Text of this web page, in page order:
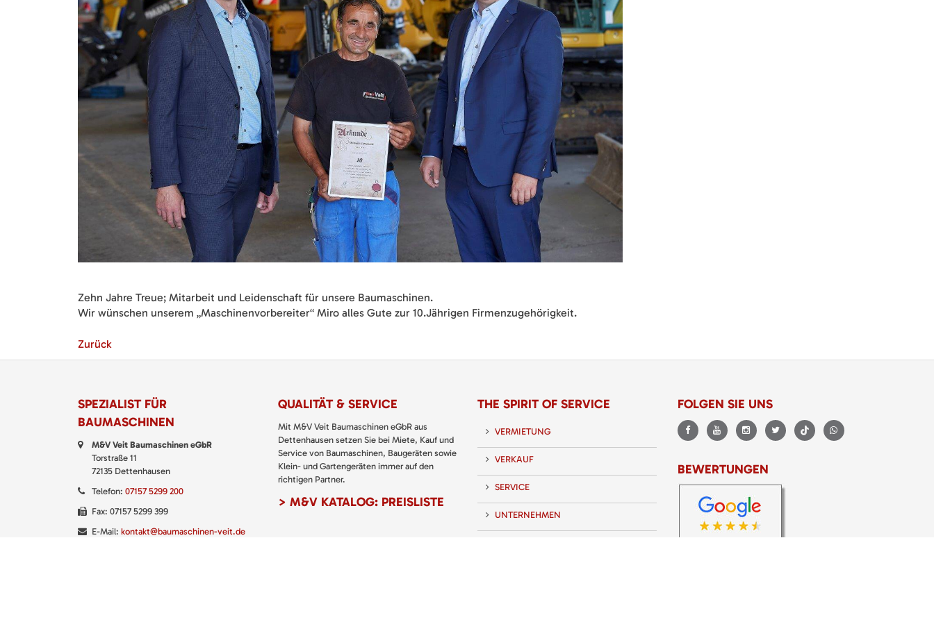
Zehn Jahre Treue; Mitarbeit und Leidenschaft für unsere Baumaschinen.
Wir wünschen unserem „Maschinenvorbereiter“ Miro alles Gute zur 10.Jährigen Firmenzugehörigkeit.
Zurück
SPEZIALIST FÜR
BAUMASCHINEN
M&V Veit Baumaschinen eGbR
Torstraße 11
72135 Dettenhausen
Telefon: 07157 5299 200
Fax: 07157 5299 399
E-Mail: kontakt@baumaschinen-veit.de
QUALITÄT & SERVICE
Mit M&V Veit Baumaschinen eGbR aus
Dettenhausen setzen Sie bei Miete, Kauf und
Service von Baumaschinen, Baugeräten sowie
Klein- und Gartengeräten immer auf den
richtigen Partner.
> M&V KATALOG: PREISLISTE
THE SPIRIT OF SERVICE
VERMIETUNG
VERKAUF
SERVICE
UNTERNEHMEN
FOLGEN SIE UNS
BEWERTUNGEN